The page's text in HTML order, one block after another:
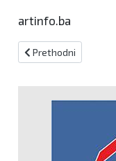
artinfo.ba
Prethodni članak:
Prethodni